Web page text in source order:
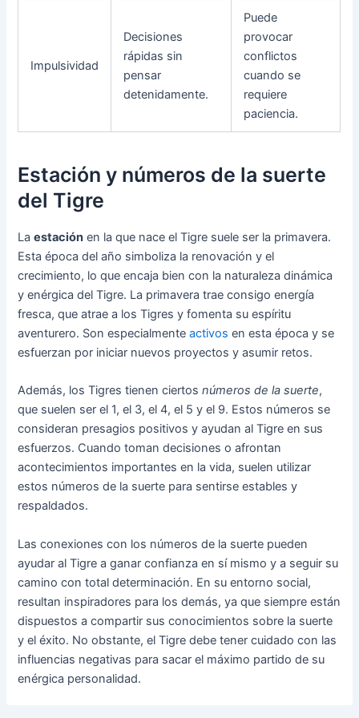
Impulsividad
Decisiones
rápidas sin
pensar
detenidamente.
Puede
provocar
conflictos
cuando se
requiere
paciencia.
Estación y números de la suerte
del Tigre
Laestación en la que nace el Tigre suele ser la primavera.
Esta época del año simboliza la renovación y el
crecimiento, lo que encaja bien con la naturaleza dinámica
y enérgica del Tigre. La primavera trae consigo energía
fresca, que atrae a los Tigres y fomenta su espíritu
aventurero. Son especialmenteactivos en esta época y se
esfuerzan por iniciar nuevos proyectos y asumir retos.
Además, los Tigres tienen ciertosnúmeros de la suerte,
que suelen ser el 1, el 3, el 4, el 5 y el 9. Estos números se
consideran presagios positivos y ayudan al Tigre en sus
esfuerzos. Cuando toman decisiones o afrontan
acontecimientos importantes en la vida, suelen utilizar
estos números de la suerte para sentirse estables y
respaldados.
Las conexiones con los números de la suerte pueden
ayudar al Tigre a ganar confianza en sí mismo y a seguir su
camino con total determinación. En su entorno social,
resultan inspiradores para los demás, ya que siempre están
dispuestos a compartir sus conocimientos sobre la suerte
y el éxito. No obstante, el Tigre debe tener cuidado con las
influencias negativas para sacar el máximo partido de su
enérgica personalidad.